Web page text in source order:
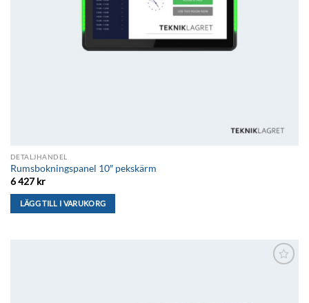
DETALJHANDEL
Rumsbokningspanel 10″ pekskärm
6 427kr
LÄGG TILL I VARUKORG